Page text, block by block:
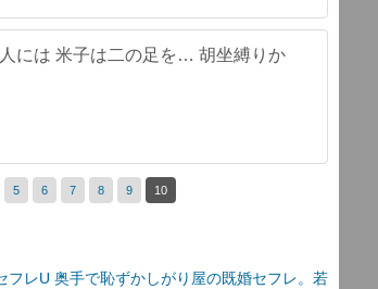
には 米子は二の足を… 胡坐縛りか
5 6 7 8 9 10
フレU 奥手で恥ずかしがり屋の既婚セフレ。若